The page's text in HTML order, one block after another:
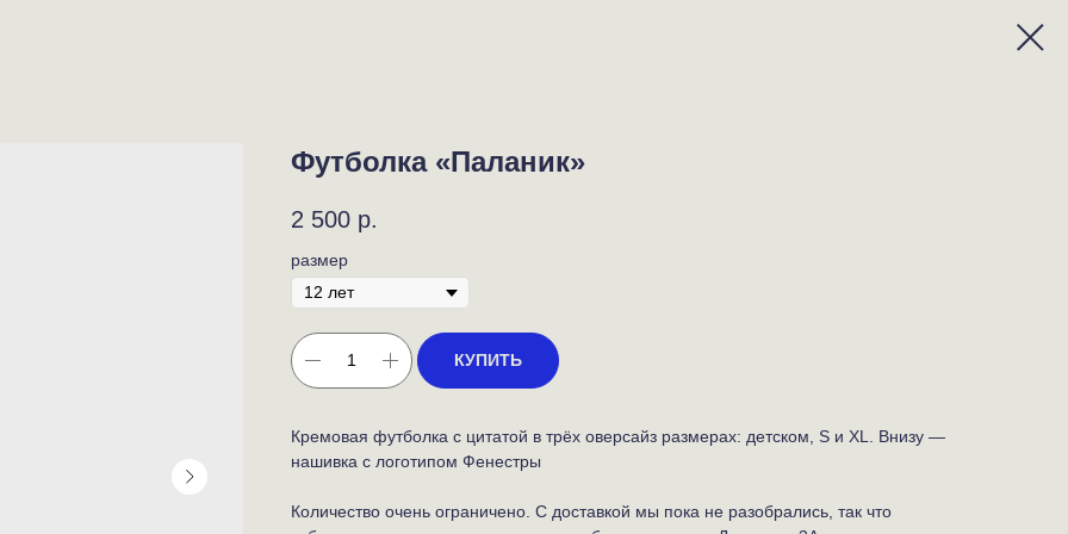
Футболка «Паланик»
2 500 р.
размер
КУПИТЬ
Кремовая футболка с цитатой в трёх оверсайз размерах: детском, S и XL. Внизу —
нашивка с логотипом Фенестры
Количество очень ограничено. С доставкой мы пока не разобрались, так что